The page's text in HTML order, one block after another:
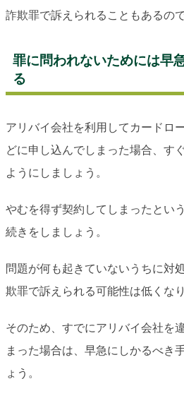
詐欺罪で訴えられることもあるので
罪に問われないためには早
る
アリバイ会社を利用してカードロ
どに申し込んでしまった場合、す
ようにしましょう。
やむを得ず契約してしまったとい
続きをしましょう。
問題が何も起きていないうちに対
欺罪で訴えられる可能性は低くなり
そのため、すでにアリバイ会社を
まった場合は、早急にしかるべき
ょう。